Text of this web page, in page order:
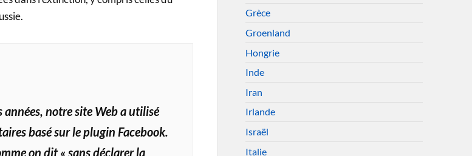
notre site Web a utilisé
basé sur le plugin Facebook.
on dit « sans déclarer la
Grèce
Groenland
Hongrie
Inde
Iran
Irlande
Israël
Italie